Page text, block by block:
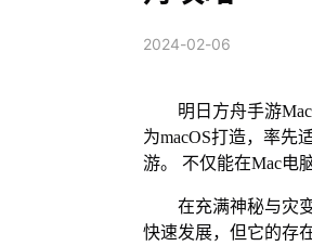
2024-02-06
明日方舟手游
为macOS打造，率先
游。 不仅能在Mac电
在充满神秘与灾
快速发展，但它的存